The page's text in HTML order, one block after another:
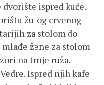
ispred kuće.
žutog crvenog
za stolom do
žene za stolom
na trnje ruža.
Ispred njih kafe